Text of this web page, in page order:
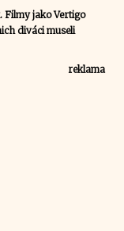
jako Vertigo
diváci museli
reklama